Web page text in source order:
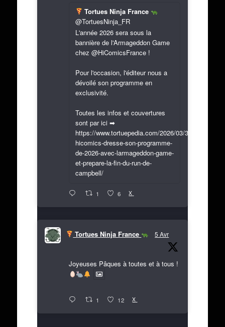
Tortues Ninja France
@TortuesNinja_FR
L'année 2026 sera sous la
bannière de l'Armageddon Game
chez @HiComicsFrance !
Pour l'occasion, l'éditeur nous a
dévoilé son programme en
exclusivité.
Toutes les infos et couvertures
sont par ici ➡
https://www.tortuepedia.com/2026/03/31/exclusif-
hicomics-dresse-son-programme-
de-2026-avec-larmageddon-game-
et-prepare-la-fin-du-run-de-
campbell/
1 6 X
Tortues Ninja France 5 Avr
Joyeuses Pâques à toutes et à tous !
1 12 X